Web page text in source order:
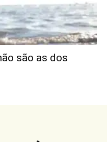
são as dos